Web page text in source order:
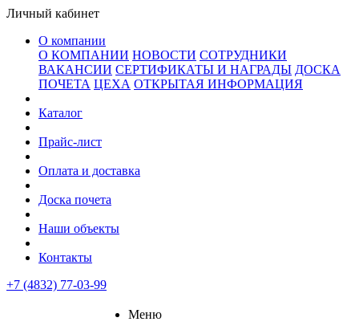
Личный кабинет
О компании
О КОМПАНИИ НОВОСТИ СОТРУДНИКИ
ВАКАНСИИ СЕРТИФИКАТЫ И НАГРАДЫ ДОСКА
ПОЧЕТА ЦЕХА ОТКРЫТАЯ ИНФОРМАЦИЯ
Каталог
Прайс-лист
Оплата и доставка
Доска почета
Наши объекты
Контакты
+7 (4832) 77-03-99
Меню